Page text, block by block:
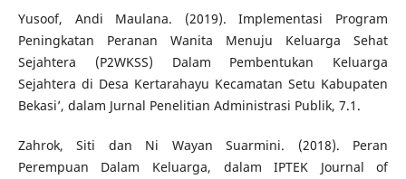
Yusoof, Andi Maulana. (2019). Implementasi Program
Peningkatan Peranan Wanita Menuju Keluarga Sehat
Sejahtera (P2WKSS) Dalam Pembentukan Keluarga
Sejahtera di Desa Kertarahayu Kecamatan Setu Kabupaten
Bekasi’, dalam Jurnal Penelitian Administrasi Publik, 7.1.
Zahrok, Siti dan Ni Wayan Suarmini. (2018). Peran
Perempuan Dalam Keluarga, dalam IPTEK Journal of